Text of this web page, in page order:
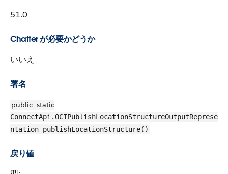
51.0
Chatter が必要かどうか
いいえ
署名
public static
ConnectApi.OCIPublishLocationStructureOutputReprese
ntation publishLocationStructure()
戻り値